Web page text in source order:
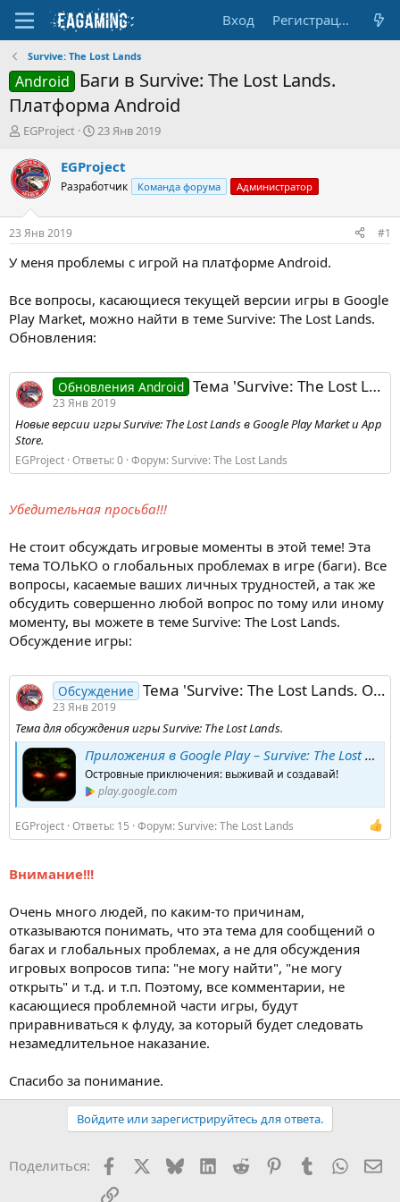
Вход Регистрация
Survive: The Lost Lands
Android
Баги в Survive: The Lost Lands.
Платформа Android
А
т
о
р
т
е
м
ы
EGProject
Д
т
а
н
а
л
23 Янв 2019
EGProject
Разработчик Команда форума Администратор
23 Янв 2019 #1
У меня проблемы с игрой на платформе Android.
Все вопросы, касающиеся текущей версии игры в Google
Play Market, можно найти в теме Survive: The Lost Lands.
Обновления:
Обновления Android Тема 'Survive: The Lost Lands. Обновления'
23 Янв 2019
Новые версии игры Survive: The Lost Lands в Google Play Market и App
Store.
EGProject Ответы: 0 Форум:Survive: The Lost Lands
Убедительная просьба!!!
Не стоит обсуждать игровые моменты в этой теме! Эта
тема ТОЛЬКО о глобальных проблемах в игре (баги). Все
вопросы, касаемые ваших личных трудностей, а так же
обсудить совершенно любой вопрос по тому или иному
моменту, вы можете в теме Survive: The Lost Lands.
Обсуждение игры:
Обсуждение Тема 'Survive: The Lost Lands. Обсуждение игры'
23 Янв 2019
Тема для обсуждения игры Survive: The Lost Lands.
Приложения в Google Play – Survive: The Lost Lands
Островные приключения: выживай и создавай!
play.google.com
EGProject Ответы: 15 Форум:Survive: The Lost Lands
Внимание!!!
Очень много людей, по каким-то причинам,
отказываются понимать, что эта тема для сообщений о
багах и глобальных проблемах, а не для обсуждения
игровых вопросов типа: "не могу найти", "не могу
открыть" и т.д. и т.п. Поэтому, все комментарии, не
касающиеся проблемной части игры, будут
приравниваться к флуду, за который будет следовать
незамедлительное наказание.
Спасибо за понимание.
Войдите или зарегистрируйтесь для ответа.
Поделиться: FacebookX (Twitter)
BlueskyLinkedIn
Reddit PinterestTumblr
Ссылка